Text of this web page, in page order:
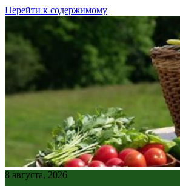
Перейти к содержимому
8 августа, 2026